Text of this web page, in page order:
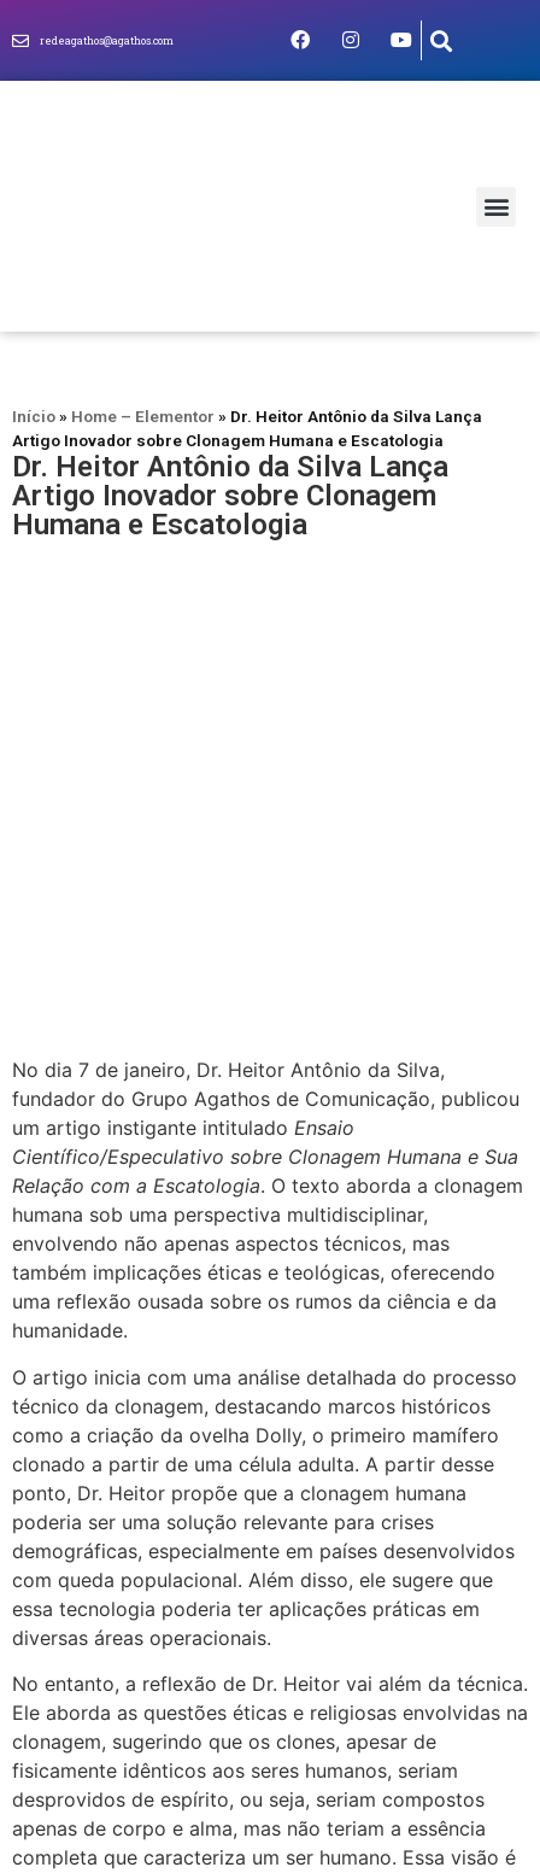
redeagathos@agathos.com
Início» Home – Elementor » Dr. Heitor Antônio da Silva Lança
Artigo Inovador sobre Clonagem Humana e Escatologia
Dr. Heitor Antônio da Silva Lança
Artigo Inovador sobre Clonagem
Humana e Escatologia
No dia 7 de janeiro, Dr. Heitor Antônio da Silva,
fundador do Grupo Agathos de Comunicação, publicou
um artigo instigante intitulado Ensaio
Científico/Especulativo sobre Clonagem Humana e Sua
Relação com a Escatologia. O texto aborda a clonagem
humana sob uma perspectiva multidisciplinar,
envolvendo não apenas aspectos técnicos, mas
também implicações éticas e teológicas, oferecendo
uma reflexão ousada sobre os rumos da ciência e da
humanidade.
O artigo inicia com uma análise detalhada do processo
técnico da clonagem, destacando marcos históricos
como a criação da ovelha Dolly, o primeiro mamífero
clonado a partir de uma célula adulta. A partir desse
ponto, Dr. Heitor propõe que a clonagem humana
poderia ser uma solução relevante para crises
demográficas, especialmente em países desenvolvidos
com queda populacional. Além disso, ele sugere que
essa tecnologia poderia ter aplicações práticas em
diversas áreas operacionais.
No entanto, a reflexão de Dr. Heitor vai além da técnica.
Ele aborda as questões éticas e religiosas envolvidas na
clonagem, sugerindo que os clones, apesar de
fisicamente idênticos aos seres humanos, seriam
desprovidos de espírito, ou seja, seriam compostos
apenas de corpo e alma, mas não teriam a essência
completa que caracteriza um ser humano. Essa visão é